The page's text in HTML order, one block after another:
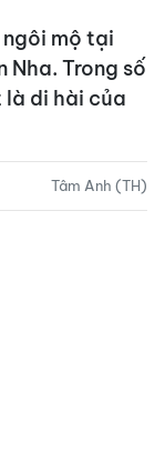
mộ tại
Nha. Trong số
di hài của
Tâm Anh (TH)